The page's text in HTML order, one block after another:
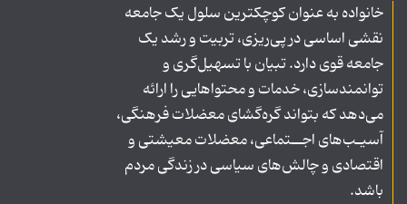
خانواده به عنوان کوچکترین سلول یک جامعه
نقشی اساسی در پی‌ریزی، تربیت و رشد یک
جامعه قوی دارد. تبیان با تسهیل‌گری و
توانمندسازی، خدمات و محتواهایی را ارائه
می‌دهد که بتواند گره‌گشای معضلات فرهنگی،
آسیـب‌های اجــتماعی، معضلات معیشتی و
اقتصادی و چالش‌های سیاسی در زندگی مردم
باشد.